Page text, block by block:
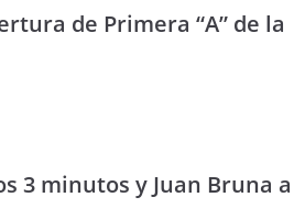
de Primera “A” de la
3 minutos y Juan Bruna a